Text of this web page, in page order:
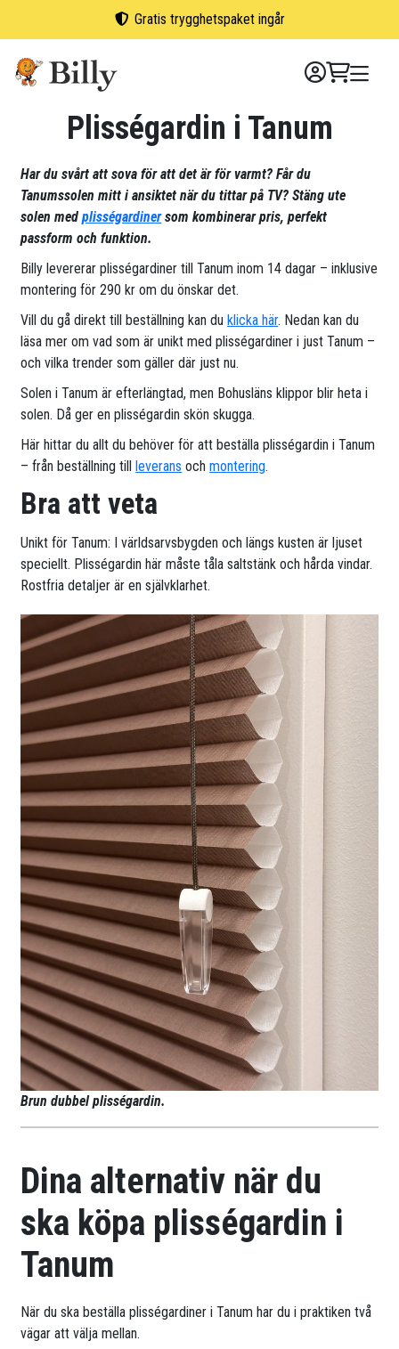
Gratis trygghetspaket ingår
Plisségardin i Tanum
Har du svårt att sova för att det är för varmt? Får du
Tanumssolen mitt i ansiktet när du tittar på TV? Stäng ute
solen medplisségardinersom kombinerar pris, perfekt
passform och funktion.
Billy levererar plisségardiner till Tanum inom 14 dagar – inklusive
montering för 290 kr om du önskar det.
Vill du gå direkt till beställning kan duklicka här. Nedan kan du
läsa mer om vad som är unikt med plisségardiner i just Tanum –
och vilka trender som gäller där just nu.
Solen i Tanum är efterlängtad, men Bohusläns klippor blir heta i
solen. Då ger en plisségardin skön skugga.
Här hittar du allt du behöver för att beställa plisségardin i Tanum
– från beställning tillleverans ochmontering.
Bra att veta
Unikt för Tanum: I världsarvsbygden och längs kusten är ljuset
speciellt. Plisségardin här måste tåla saltstänk och hårda vindar.
Rostfria detaljer är en självklarhet.
Brun dubbel plisségardin.
Dina alternativ när du
ska köpa plisségardin i
Tanum
När du ska beställa plisségardiner i Tanum har du i praktiken två
vägar att välja mellan.